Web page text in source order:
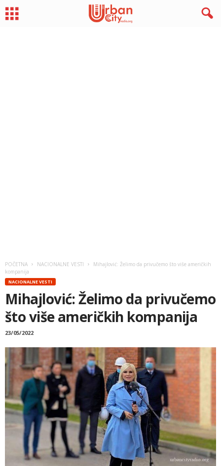
POČETNA NACIONALNE VESTI
Mihajlović: Želimo da privučemo što više američkih
kompanija
NACIONALNE VESTI
Mihajlović: Želimo da privučemo
što više američkih kompanija
23/05/2022